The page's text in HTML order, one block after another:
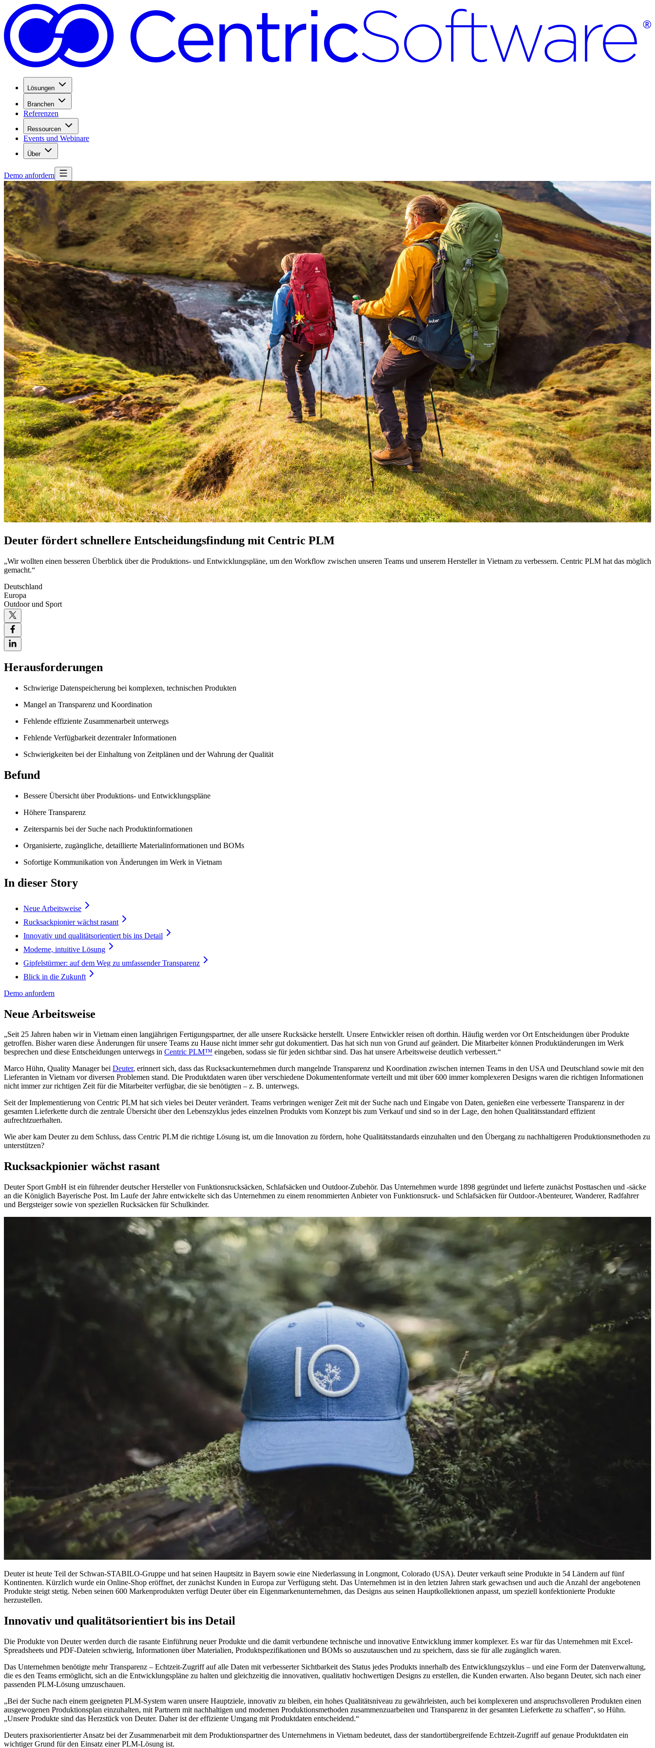
Lösungen
Branchen
Referenzen
Ressourcen
Events und Webinare
Über
Demo anfordern
Deuter fördert schnellere Entscheidungsfindung mit Centric PLM
„Wir wollten einen besseren Überblick über die Produktions- und Entwicklungspläne, um den Workflow zwischen unseren Teams und unserem Hersteller in Vietnam zu verbessern. Centric PLM hat das möglich
gemacht.“
Deutschland
Europa
Outdoor und Sport
Herausforderungen
Schwierige Datenspeicherung bei komplexen, technischen Produkten
Mangel an Transparenz und Koordination
Fehlende effiziente Zusammenarbeit unterwegs
Fehlende Verfügbarkeit dezentraler Informationen
Schwierigkeiten bei der Einhaltung von Zeitplänen und der Wahrung der Qualität
Befund
Bessere Übersicht über Produktions- und Entwicklungspläne
Höhere Transparenz
Zeitersparnis bei der Suche nach Produktinformationen
Organisierte, zugängliche, detaillierte Materialinformationen und BOMs
Sofortige Kommunikation von Änderungen im Werk in Vietnam
In dieser Story
Neue Arbeitsweise
Rucksackpionier wächst rasant
Innovativ und qualitätsorientiert bis ins Detail
Moderne, intuitive Lösung
Gipfelstürmer: auf dem Weg zu umfassender Transparenz
Blick in die Zukunft
Demo anfordern
Neue Arbeitsweise
„Seit 25 Jahren haben wir in Vietnam einen langjährigen Fertigungspartner, der alle unsere Rucksäcke herstellt. Unsere Entwickler reisen oft dorthin. Häufig werden vor Ort Entscheidungen über Produkte
getroffen. Bisher waren diese Änderungen für unsere Teams zu Hause nicht immer sehr gut dokumentiert. Das hat sich nun von Grund auf geändert. Die Mitarbeiter können Produktänderungen im Werk
besprechen und diese Entscheidungen unterwegs in Centric PLM™ eingeben, sodass sie für jeden sichtbar sind. Das hat unsere Arbeitsweise deutlich verbessert.“
Marco Hühn, Quality Manager bei Deuter, erinnert sich, dass das Rucksackunternehmen durch mangelnde Transparenz und Koordination zwischen internen Teams in den USA und Deutschland sowie mit den
Lieferanten in Vietnam vor diversen Problemen stand. Die Produktdaten waren über verschiedene Dokumentenformate verteilt und mit über 600 immer komplexeren Designs waren die richtigen Informationen
nicht immer zur richtigen Zeit für die Mitarbeiter verfügbar, die sie benötigten – z. B. unterwegs.
Seit der Implementierung von Centric PLM hat sich vieles bei Deuter verändert. Teams verbringen weniger Zeit mit der Suche nach und Eingabe von Daten, genießen eine verbesserte Transparenz in der
gesamten Lieferkette durch die zentrale Übersicht über den Lebenszyklus jedes einzelnen Produkts vom Konzept bis zum Verkauf und sind so in der Lage, den hohen Qualitätsstandard effizient
aufrechtzuerhalten.
Wie aber kam Deuter zu dem Schluss, dass Centric PLM die richtige Lösung ist, um die Innovation zu fördern, hohe Qualitätsstandards einzuhalten und den Übergang zu nachhaltigeren Produktionsmethoden zu
unterstützen?
Rucksackpionier wächst rasant
Deuter Sport GmbH ist ein führender deutscher Hersteller von Funktionsrucksäcken, Schlafsäcken und Outdoor-Zubehör. Das Unternehmen wurde 1898 gegründet und lieferte zunächst Posttaschen und -säcke
an die Königlich Bayerische Post. Im Laufe der Jahre entwickelte sich das Unternehmen zu einem renommierten Anbieter von Funktionsruck- und Schlafsäcken für Outdoor-Abenteurer, Wanderer, Radfahrer
und Bergsteiger sowie von speziellen Rucksäcken für Schulkinder.
Deuter ist heute Teil der Schwan-STABILO-Gruppe und hat seinen Hauptsitz in Bayern sowie eine Niederlassung in Longmont, Colorado (USA). Deuter verkauft seine Produkte in 54 Ländern auf fünf
Kontinenten. Kürzlich wurde ein Online-Shop eröffnet, der zunächst Kunden in Europa zur Verfügung steht. Das Unternehmen ist in den letzten Jahren stark gewachsen und auch die Anzahl der angebotenen
Produkte steigt stetig. Neben seinen 600 Markenprodukten verfügt Deuter über ein Eigenmarkenunternehmen, das Designs aus seinen Hauptkollektionen anpasst, um speziell konfektionierte Produkte
herzustellen.
Innovativ und qualitätsorientiert bis ins Detail
Die Produkte von Deuter werden durch die rasante Einführung neuer Produkte und die damit verbundene technische und innovative Entwicklung immer komplexer. Es war für das Unternehmen mit Excel-
Spreadsheets und PDF-Dateien schwierig, Informationen über Materialien, Produktspezifikationen und BOMs so auszutauschen und zu speichern, dass sie für alle zugänglich waren.
Das Unternehmen benötigte mehr Transparenz – Echtzeit-Zugriff auf alle Daten mit verbesserter Sichtbarkeit des Status jedes Produkts innerhalb des Entwicklungszyklus – und eine Form der Datenverwaltung,
die es den Teams ermöglicht, sich an die Entwicklungspläne zu halten und gleichzeitig die innovativen, qualitativ hochwertigen Designs zu erstellen, die Kunden erwarten. Also begann Deuter, sich nach einer
passenden PLM-Lösung umzuschauen.
„Bei der Suche nach einem geeigneten PLM-System waren unsere Hauptziele, innovativ zu bleiben, ein hohes Qualitätsniveau zu gewährleisten, auch bei komplexeren und anspruchsvolleren Produkten einen
ausgewogenen Produktionsplan einzuhalten, mit Partnern mit nachhaltigen und modernen Produktionsmethoden zusammenzuarbeiten und Transparenz in der gesamten Lieferkette zu schaffen“, so Hühn.
„Unsere Produkte sind das Herzstück von Deuter. Daher ist der effiziente Umgang mit Produktdaten entscheidend.“
Deuters praxisorientierter Ansatz bei der Zusammenarbeit mit dem Produktionspartner des Unternehmens in Vietnam bedeutet, dass der standortübergreifende Echtzeit-Zugriff auf genaue Produktdaten ein
wichtiger Grund für den Einsatz einer PLM-Lösung ist.